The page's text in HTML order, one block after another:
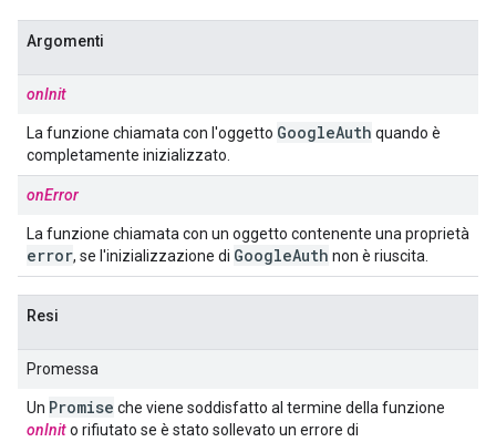
Argomenti
onInit
La funzione chiamata con l'oggetto GoogleAuth quando è
completamente inizializzato.
onError
La funzione chiamata con un oggetto contenente una proprietà
error, se l'inizializzazione di GoogleAuth non è riuscita.
Resi
Promessa
Un Promise che viene soddisfatto al termine della funzione
onInito rifiutato se è stato sollevato un errore di